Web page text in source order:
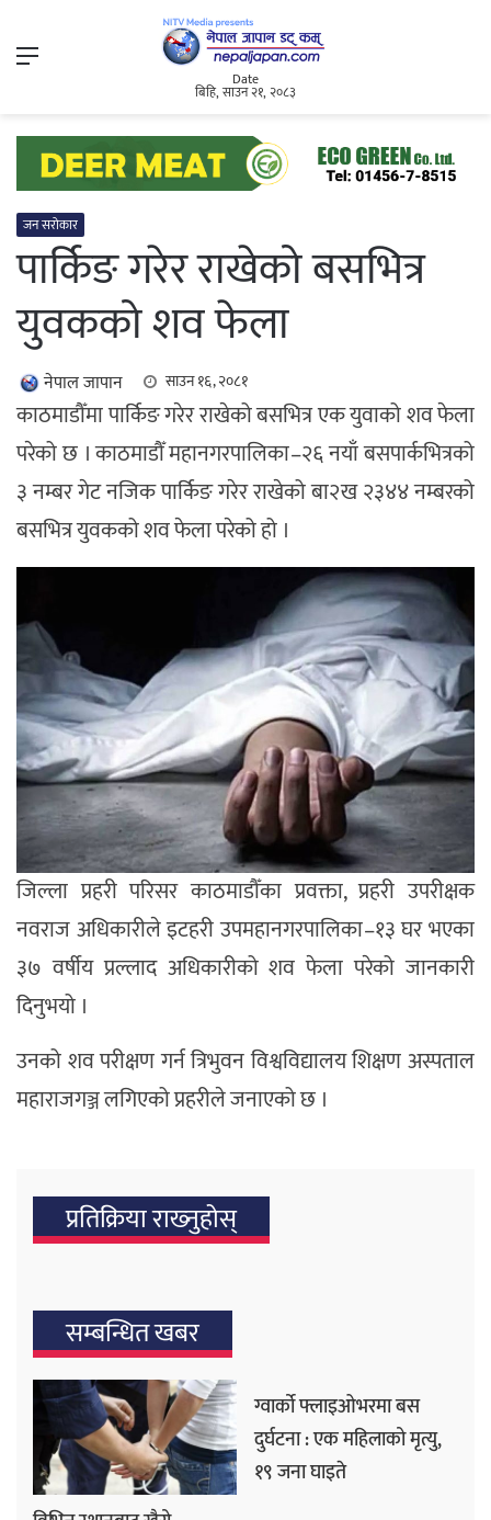
Menu
Date
बिहि, साउन २१, २०८३
जन सरोकार
पार्किङ गरेर राखेको बसभित्र
युवकको शव फेला
नेपाल जापान साउन १६, २०८१
काठमाडौँमा पार्किङ गरेर राखेको बसभित्र एक युवाको शव फेला
परेको छ । काठमाडौँ महानगरपालिका–२६ नयाँ बसपार्कभित्रको
३ नम्बर गेट नजिक पार्किङ गरेर राखेको बा२ख २३४४ नम्बरको
बसभित्र युवकको शव फेला परेको हो ।
जिल्ला प्रहरी परिसर काठमाडौँका प्रवक्ता, प्रहरी उपरीक्षक
नवराज अधिकारीले इटहरी उपमहानगरपालिका–१३ घर भएका
३७ वर्षीय प्रल्लाद अधिकारीको शव फेला परेको जानकारी
दिनुभयो ।
उनको शव परीक्षण गर्न त्रिभुवन विश्वविद्यालय शिक्षण अस्पताल
महाराजगञ्ज लगिएको प्रहरीले जनाएको छ ।
प्रतिक्रिया राख्‍नुहोस्
सम्बन्धित खबर
ग्वार्को फ्लाइओभरमा बस
दुर्घटना : एक महिलाको मृत्यु,
१९ जना घाइते